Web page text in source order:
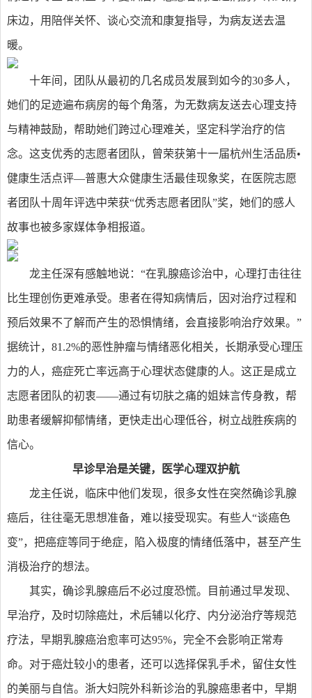
床边，用陪伴关怀、谈心交流和康复指导，为病友送去温
暖。
十年间，团队从最初的几名成员发展到如今的30多人，
她们的足迹遍布病房的每个角落，为无数病友送去心理支持
与精神鼓励，帮助她们跨过心理难关，坚定科学治疗的信
念。这支优秀的志愿者团队，曾荣获第十一届杭州生活品质•
健康生活点评—普惠大众健康生活最佳现象奖，在医院志愿
者团队十周年评选中荣获“优秀志愿者团队”奖，她们的感人
故事也被多家媒体争相报道。
龙主任深有感触地说：“在乳腺癌诊治中，心理打击往往
比生理创伤更难承受。患者在得知病情后，因对治疗过程和
预后效果不了解而产生的恐惧情绪，会直接影响治疗效果。”
据统计，81.2%的恶性肿瘤与情绪恶化相关，长期承受心理压
力的人，癌症死亡率远高于心理状态健康的人。这正是成立
志愿者团队的初衷——通过有切肤之痛的姐妹言传身教，帮
助患者缓解抑郁情绪，更快走出心理低谷，树立战胜疾病的
信心。
早诊早治是关键，医学心理双护航
龙主任说，临床中他们发现，很多女性在突然确诊乳腺
癌后，往往毫无思想准备，难以接受现实。有些人“谈癌色
变”，把癌症等同于绝症，陷入极度的情绪低落中，甚至产生
消极治疗的想法。
其实，确诊乳腺癌后不必过度恐慌。目前通过早发现、
早治疗，及时切除癌灶，术后辅以化疗、内分泌治疗等规范
疗法，早期乳腺癌治愈率可达95%，完全不会影响正常寿
命。对于癌灶较小的患者，还可以选择保乳手术，留住女性
的美丽与自信。浙大妇院外科新诊治的乳腺癌患者中，早期